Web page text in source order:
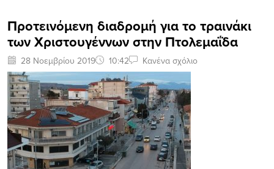
Προτεινόμενη διαδρομή για το τραινάκι
των Χριστουγέννων στην Πτολεμαΐδα
28 Νοεμβρίου 2019 10:42 Κανένα σχόλιο